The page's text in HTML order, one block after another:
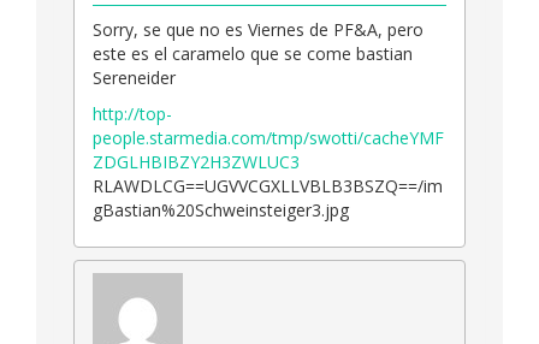
Sorry, se que no es Viernes de PF&A, pero
este es el caramelo que se come bastian
Sereneider
http://top-
people.starmedia.com/tmp/swotti/cacheYMF
ZDGLHBIBZY2H3ZWLUC3
RLAWDLCG==UGVVCGXLLVBLB3BSZQ==/im
gBastian%20Schweinsteiger3.jpg